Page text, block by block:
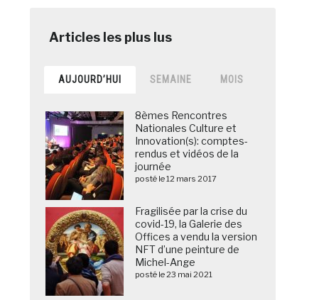
AUJOURD’HUI SEMAINE MOIS
8èmes Rencontres
Nationales Culture et
Innovation(s): comptes-
rendus et vidéos de la
journée
posté le 12 mars 2017
Fragilisée par la crise du
covid-19, la Galerie des
Offices a vendu la version
NFT d’une peinture de
Michel-Ange
posté le 23 mai 2021